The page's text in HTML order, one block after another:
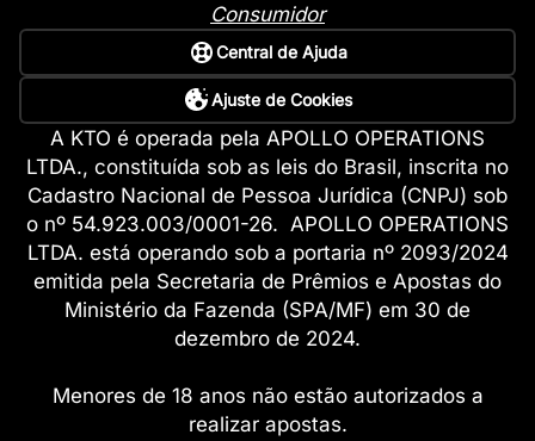
Consumidor
Central de Ajuda
Ajuste de Cookies
A KTO é operada pela APOLLO OPERATIONS
LTDA., constituída sob as leis do Brasil, inscrita no
Cadastro Nacional de Pessoa Jurídica (CNPJ) sob
o nº 54.923.003/0001-26. APOLLO OPERATIONS
LTDA. está operando sob a portaria nº 2093/2024
emitida pela Secretaria de Prêmios e Apostas do
Ministério da Fazenda (SPA/MF) em 30 de
dezembro de 2024.
Menores de 18 anos não estão autorizados a
realizar apostas.